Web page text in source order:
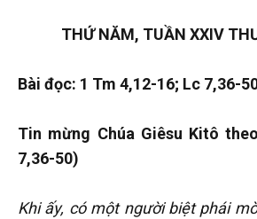
THỨ NĂM, TUẦN XXIV
Bài đọc: 1 Tm 4,12-16; Lc 7,36-
Tin mừng Chúa Giêsu Kitô
7,36-50)
Khi ấy, có một người biệt phái